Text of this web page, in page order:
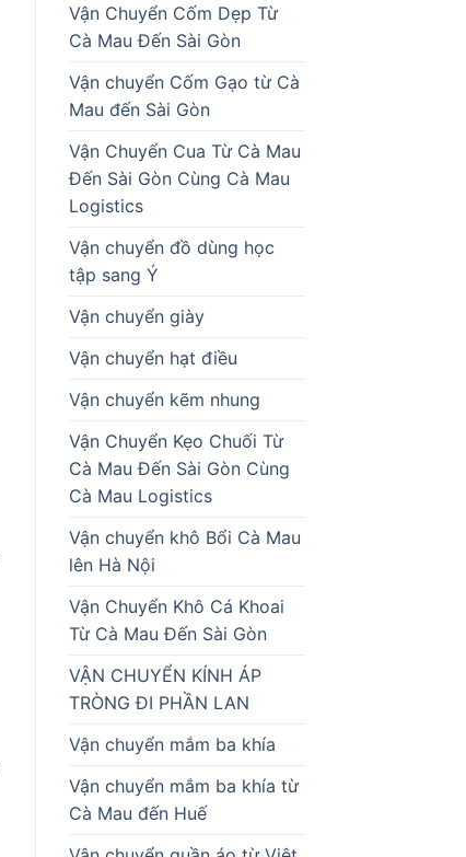
Vận Chuyển Cốm Dẹp Từ
Cà Mau Đến Sài Gòn
Vận chuyển Cốm Gạo từ Cà
Mau đến Sài Gòn
Vận Chuyển Cua Từ Cà Mau
Đến Sài Gòn Cùng Cà Mau
Logistics
Vận chuyển đồ dùng học
tập sang Ý
Vận chuyển giày
Vận chuyển hạt điều
Vận chuyển kẽm nhung
Vận Chuyển Kẹo Chuối Từ
Cà Mau Đến Sài Gòn Cùng
Cà Mau Logistics
Vận chuyển khô Bổi Cà Mau
lên Hà Nội
Vận Chuyển Khô Cá Khoai
Từ Cà Mau Đến Sài Gòn
VẬN CHUYỂN KÍNH ÁP
TRÒNG ĐI PHẦN LAN
Vận chuyển mắm ba khía
Vận chuyển mắm ba khía từ
Cà Mau đến Huế